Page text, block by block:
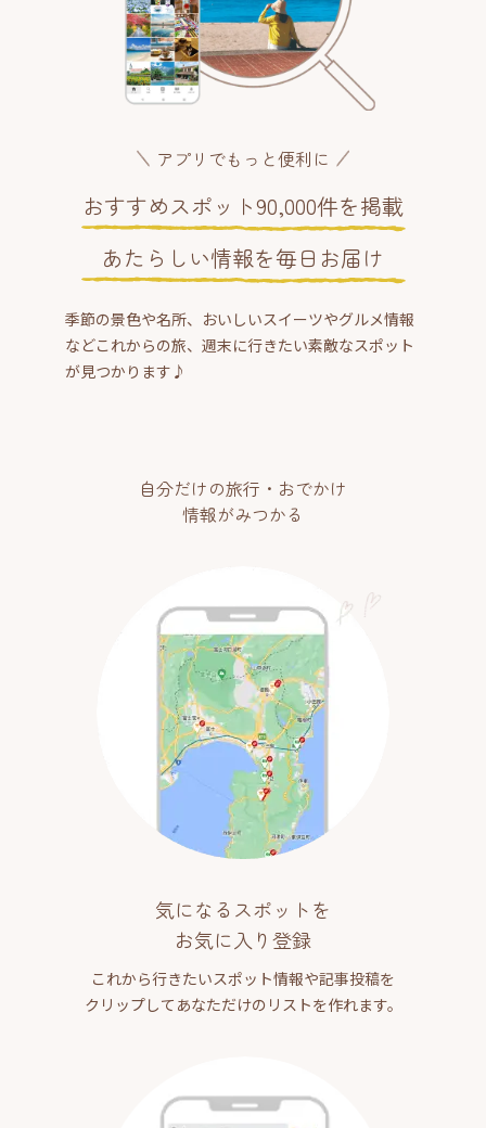
アプリでもっと便利に
おすすめスポット90,000件を掲載
あたらしい情報を毎日お届け
季節の景色や名所、おいしいスイーツやグルメ情報
などこれからの旅、週末に行きたい素敵なスポット
が見つかります♪
自分だけの旅行・おでかけ
情報がみつかる
気になるスポットを
お気に入り登録
これから行きたいスポット情報や記事投稿を
クリップしてあなただけのリストを作れます。